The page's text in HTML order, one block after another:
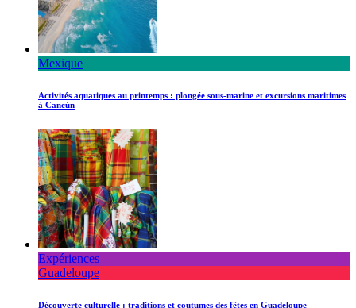
Mexique
Activités aquatiques au printemps : plongée sous-marine et excursions maritimes
à Cancún
Expériences
Guadeloupe
Découverte culturelle : traditions et coutumes des fêtes en Guadeloupe